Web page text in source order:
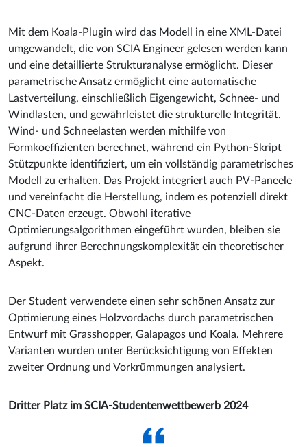
Mit dem Koala-Plugin wird das Modell in eine XML-Datei
umgewandelt, die von SCIA Engineer gelesen werden kann
und eine detaillierte Strukturanalyse ermöglicht. Dieser
parametrische Ansatz ermöglicht eine automatische
Lastverteilung, einschließlich Eigengewicht, Schnee- und
Windlasten, und gewährleistet die strukturelle Integrität.
Wind- und Schneelasten werden mithilfe von
Formkoeffizienten berechnet, während ein Python-Skript
Stützpunkte identifiziert, um ein vollständig parametrisches
Modell zu erhalten. Das Projekt integriert auch PV-Paneele
und vereinfacht die Herstellung, indem es potenziell direkt
CNC-Daten erzeugt. Obwohl iterative
Optimierungsalgorithmen eingeführt wurden, bleiben sie
aufgrund ihrer Berechnungskomplexität ein theoretischer
Aspekt.
Der Student verwendete einen sehr schönen Ansatz zur
Optimierung eines Holzvordachs durch parametrischen
Entwurf mit Grasshopper, Galapagos und Koala. Mehrere
Varianten wurden unter Berücksichtigung von Effekten
zweiter Ordnung und Vorkrümmungen analysiert.
Dritter Platz im SCIA-Studentenwettbewerb 2024